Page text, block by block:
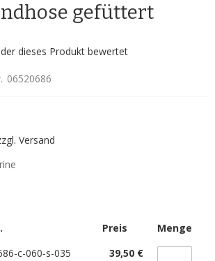
gefüttert
dieses Produkt bewertet
06520686
Versand
Preis
Menge
c-060-s-035 39,50 €